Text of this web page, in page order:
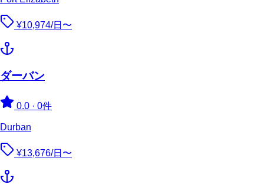
¥10,974/日〜
ダーバン
0.0 · 0件
Durban
¥13,676/日〜